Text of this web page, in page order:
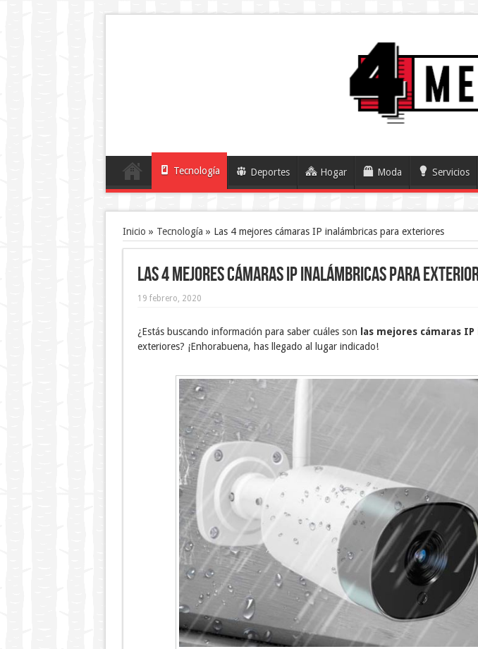
Tecnología Deportes Hogar Moda Servicios
Inicio » Tecnología » Las 4 mejores cámaras IP inalámbricas para exteriores
Las 4 mejores cámaras IP inalámbricas para
19 febrero, 2020
¿Estás buscando información para saber cuáles son las mejores cámaras
exteriores? ¡Enhorabuena, has llegado al lugar indicado!